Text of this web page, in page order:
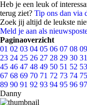
Heb je een leuk of
terug ziet? Tip ons dan via
Zoek jij altijd de leukste
Meld je aan als
Paginaoverzicht
01 02 03 04 05 06 07 08 09
23 24 25 26 27 28 29 30 31
45 46 47 48 49 50 51 52 53
67 68 69 70 71 72 73 74 75
89 90 91 92 93 94 95 96 97
Danny